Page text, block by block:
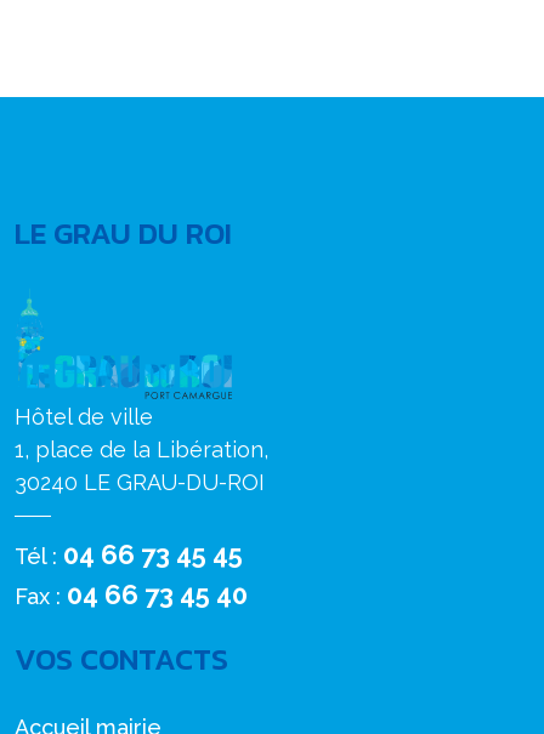
LE GRAU DU ROI
Hôtel de ville
1, place de la Libération,
30240 LE GRAU-DU-ROI
Tél : 04 66 73 45 45
Fax : 04 66 73 45 40
VOS CONTACTS
Accueil mairie